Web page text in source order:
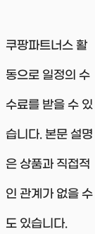
쿠팡파트너스 활
동으로 일정의 수
수료를 받을 수 있
습니다. 본문 설명
은 상품과 직접적
인 관계가 없을 수
도 있습니다.